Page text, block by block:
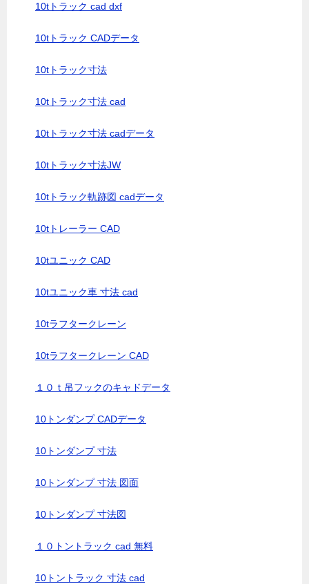
10tトラック cad dxf
10tトラック CADデータ
10tトラック寸法
10tトラック寸法 cad
10tトラック寸法 cadデータ
10tトラック寸法JW
10tトラック軌跡図 cadデータ
10tトレーラー CAD
10tユニック CAD
10tユニック車 寸法 cad
10tラフタークレーン
10tラフタークレーン CAD
１０ｔ吊フックのキャドデータ
10トンダンプ CADデータ
10トンダンプ 寸法
10トンダンプ 寸法 図面
10トンダンプ 寸法図
１０トントラック cad 無料
10トントラック 寸法 cad